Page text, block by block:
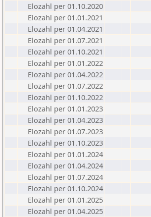
Elozahl per 01.10.2020
Elozahl per 01.01.2021
Elozahl per 01.04.2021
Elozahl per 01.07.2021
Elozahl per 01.10.2021
Elozahl per 01.01.2022
Elozahl per 01.04.2022
Elozahl per 01.07.2022
Elozahl per 01.10.2022
Elozahl per 01.01.2023
Elozahl per 01.04.2023
Elozahl per 01.07.2023
Elozahl per 01.10.2023
Elozahl per 01.01.2024
Elozahl per 01.04.2024
Elozahl per 01.07.2024
Elozahl per 01.10.2024
Elozahl per 01.01.2025
Elozahl per 01.04.2025